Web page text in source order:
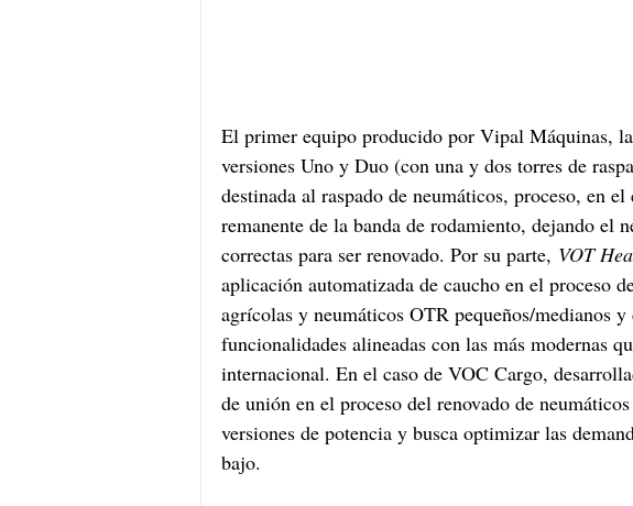
El primer equipo producido por Vipal Máquinas,
versiones Uno y Duo (con una y dos torres de
destinada al raspado de neumáticos, proceso, en
remanente de la banda de rodamiento, dejando el
correctas para ser renovado. Por su parte, VOT
aplicación automatizada de caucho en el proceso
agrícolas y neumáticos OTR pequeños/medianos y
funcionalidades alineadas con las más modernas
internacional. En el caso de VOC Cargo,
de unión en el proceso del renovado de
versiones de potencia y busca optimizar las
bajo.